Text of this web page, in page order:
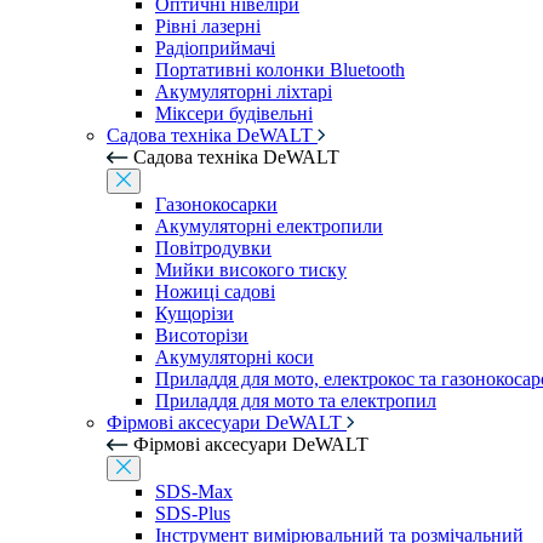
Оптичні нівеліри
Рівні лазерні
Радіоприймачі
Портативні колонки Bluetooth
Акумуляторні ліхтарі
Міксери будівельні
Садова техніка DeWALT
Садова техніка DeWALT
Газонокосарки
Акумуляторні електропили
Повітродувки
Мийки високого тиску
Ножиці садові
Кущорізи
Висоторізи
Акумуляторні коси
Приладдя для мото, електрокос та
Приладдя для мото та електропил
Фірмові аксесуари DeWALT
Фірмові аксесуари DeWALT
SDS-Max
SDS-Plus
Інструмент вимірювальний та розмічальний